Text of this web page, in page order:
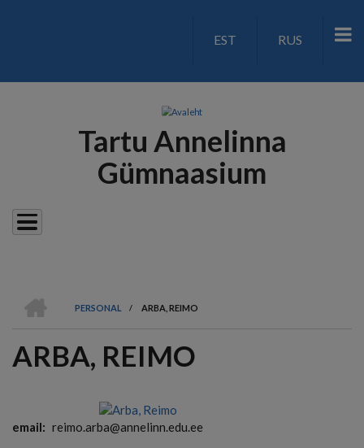
LANGUAGE
EST RUS
Tartu Annelinna
Gümnaasium
LEIVAPURU
PERSONAL
/ ARBA, REIMO
ARBA, REIMO
email reimo.arba@annelinn.edu.ee